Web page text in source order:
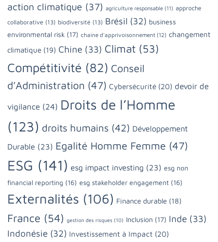
action climatique (37) agriculture responsable (11) approche
collaborative (13) biodiversité (13) Brésil (32) business
environmental risk (17) chaine d'apprivoisonnement (12) changement
climatique (19) Chine (33) Climat (53)
Compétitivité (82) Conseil
d’Administration (47) Cybersécurité (20) devoir de
vigilance (24) Droits de l’Homme
(123) droits humains (42) Développement
Durable (23) Egalité Homme Femme (47)
ESG (141) esg impact investing (23) esg non
financial reporting (16) esg stakeholder engagement (16)
Externalités (106) Finance durable (18)
France (54) gestion des risques (10) Inclusion (17) Inde (33)
Indonésie (32) Investissement à Impact (20)